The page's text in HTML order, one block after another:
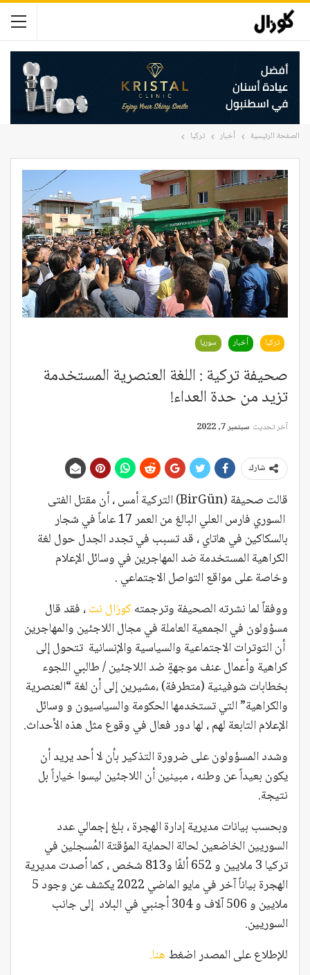
الصفحة الرئيسية أخبار تركيا
تركيا أخبار سوريا
صحيفة تركية : اللغة العنصرية المستخدمة
تزيد من حدة العداء!
آخر تحديث سبتمبر 7, 2022
شارك
قالت صحيفة (BirGün) التركية أمس ، أن مقتل الفتى
السوري فارس العلي البالغ من العمر 17 عاماً في شجار
بالسكاكين في هاتاي ، قد تسبب في تجدد الجدل حول لغة
الكراهية المستخدمة ضد المهاجرين في وسائل الإعلام
وخاصة على مواقع التواصل الاجتماعي .
ووفقاً لما نشرته الصحيفة وترجمتهكوزال نت، فقد قال
مسؤولون في الجمعية العاملة في مجال اللاجئين والمهاجرين
أن التوترات الاجتماعية والسياسية والإنسانية تتحول إلى
كراهية وأعمال عنف موجهةٍ ضد اللاجئين / طالبي اللجوء
بخطابات شوفينية (متطرفة) ،مشيرين إلى أن لغة “العنصرية
والكراهية” التي تستخدمها الحكومة والسياسيون و وسائل
الإعلام التابعة لهم ، لها دور فعال في وقوع مثل هذه الأحداث.
وشدد المسؤولون على ضرورة التذكير بأن لا أحد يريد أن
يكون بعيداً عن وطنه ، مبينين أن اللاجئين ليسوا خياراً بل
نتيجة.
وبحسب بيانات مديرية إدارة الهجرة ، بلغ إجمالي عدد
السوريين الخاضعين لحالة الحماية المؤقتة المُسجلين في
تركيا 3 ملايين و 652 ألفًا و813 شخص ، كما أصدت مديرية
الهجرة بياناً آخر في مايو الماضي 2022 يكشف عن وجود 5
ملايين و 506 آلاف و 304 أجنبي في البلاد إلى جانب
السوريين.
للإطلاع على المصدر اضغط هنا.